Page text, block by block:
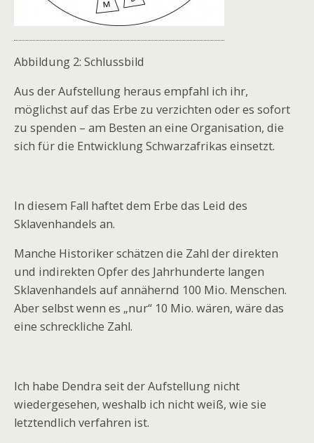
Abbildung 2: Schlussbild
Aus der Aufstellung heraus empfahl ich ihr,
möglichst auf das Erbe zu verzichten oder es sofort
zu spenden – am Besten an eine Organisation, die
sich für die Entwicklung Schwarzafrikas einsetzt.
In diesem Fall haftet dem Erbe das Leid des
Sklavenhandels an.
Manche Historiker schätzen die Zahl der direkten
und indirekten Opfer des Jahrhunderte langen
Sklavenhandels auf annähernd 100 Mio. Menschen.
Aber selbst wenn es „nur“ 10 Mio. wären, wäre das
eine schreckliche Zahl.
Ich habe Dendra seit der Aufstellung nicht
wiedergesehen, weshalb ich nicht weiß, wie sie
letztendlich verfahren ist.